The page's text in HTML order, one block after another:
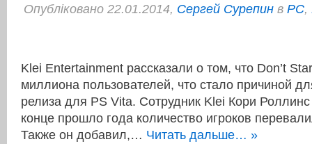
Опубліковано 22.01.2014, Сергей Сурепин в PC,
Klei Entertainment рассказали о том, что Don’t
миллиона пользователей, что стало причиной
релиза для PS Vita. Сотрудник Klei Кори
конце прошло года количество игроков
Также он добавил,… Читать дальше… »